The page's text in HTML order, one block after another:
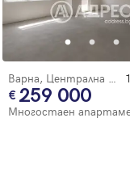
259 000
Многостаен